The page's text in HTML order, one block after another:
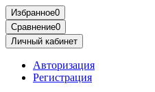
Избранное0
Сравнение0
Личный кабинет
Авторизация
Регистрация